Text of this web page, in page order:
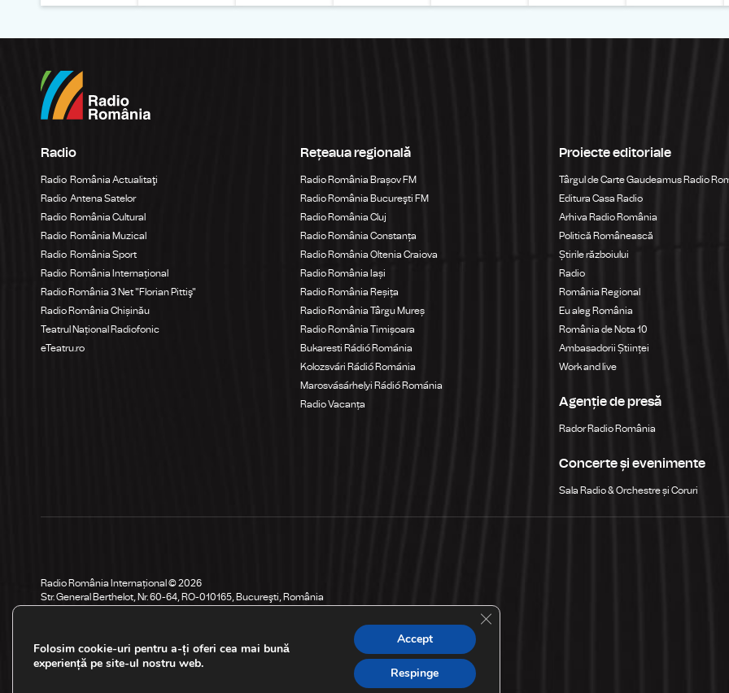
Radio
Radio România Actualitaţi
Radio Antena Satelor
Radio România Cultural
Radio România Muzical
Radio România Sport
Radio România Internațional
Radio România 3 Net "Florian Pittiş"
Radio România Chișinău
Teatrul Național Radiofonic
eTeatru.ro
Rețeaua regională
Radio România Brașov FM
Radio România Bucureşti FM
Radio România Cluj
Radio România Constanța
Radio România Oltenia Craiova
Radio România Iași
Radio România Reșița
Radio România Târgu Mureș
Radio România Timișoara
Bukaresti Rádió Románia
Kolozsvári Rádió Románia
Marosvásárhelyi Rádió Románia
Radio Vacanța
Proiecte editoriale
Târgul de Carte Gaudeamus Radio
Editura Casa Radio
Arhiva Radio România
Politică Românească
Știrile războiului
Radio
România Regional
Eu aleg România
România de Nota 10
Ambasadorii Științei
Work and live
Agenție de presă
Rador Radio România
Concerte și evenimente
Sala Radio & Orchestre și Coruri
Radio România Internațional © 2026
Str. General Berthelot, Nr. 60-64, RO-010165, Bucureşti, România
Folosim cookie-uri pentru a-ți oferi cea mai bună
experiență pe site-ul nostru web.
Accept
Respinge
Close GDPR Cookie Banner